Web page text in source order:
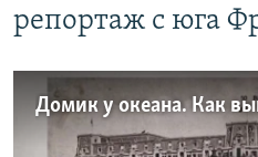
репортаж с юга